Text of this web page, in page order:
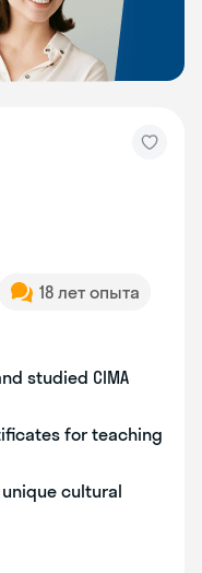
18 лет опыта
studied CIMA
for teaching
cultural